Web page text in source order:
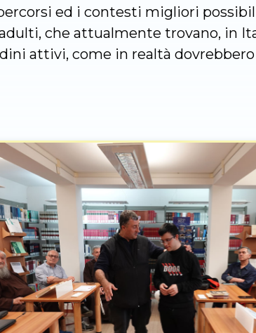
ed i contesti migliori
che attualmente trovano, in
attivi, come in realtà